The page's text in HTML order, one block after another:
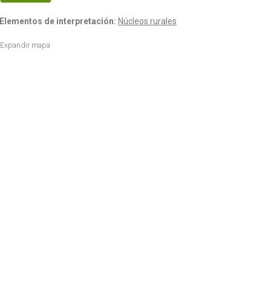
Elementos de interpretación: Núcleos rurales
Expandir mapa